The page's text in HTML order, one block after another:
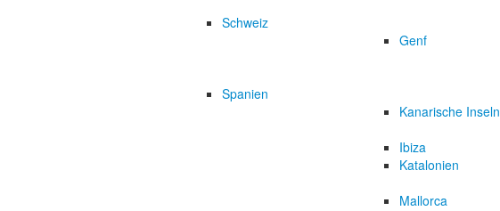
Schweiz
Genf
Spanien
Kanarische Inseln
Ibiza
Katalonien
Mallorca